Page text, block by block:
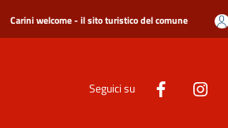
Carini welcome - il sito turistico del comune
Seguici su